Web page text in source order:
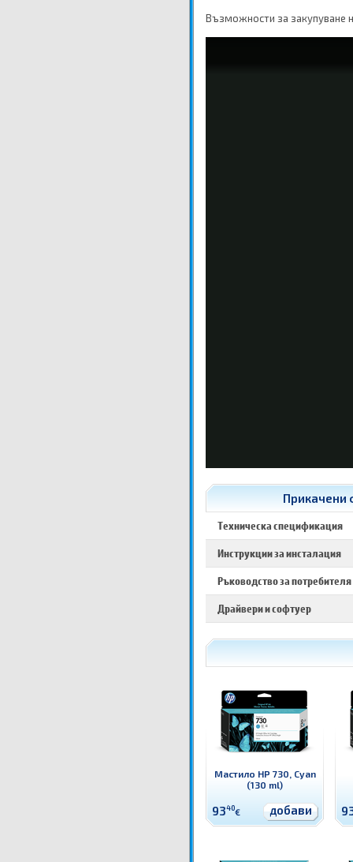
Възможности за закупуване
Прикачени
Техническа спецификация
Инструкции за инсталация
Ръководство за потребителя
Драйвери и софтуер
Мастило HP 730, Cyan
(130 ml)
9340€ добави